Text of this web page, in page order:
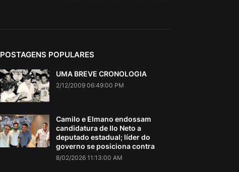
POSTAGENS POPULARES
UMA BREVE CRONOLOGIA
2/12/2009 06:49:00 PM
Camilo e Elmano endossam
candidatura de Ilo Neto a
deputado estadual; líder do
governo se posiciona contra
8/02/2026 11:13:00 AM